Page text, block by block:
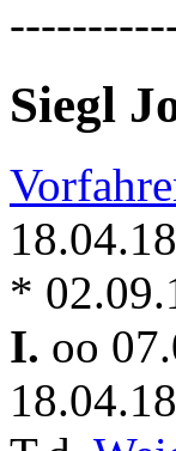
Siegl
*
I. oo